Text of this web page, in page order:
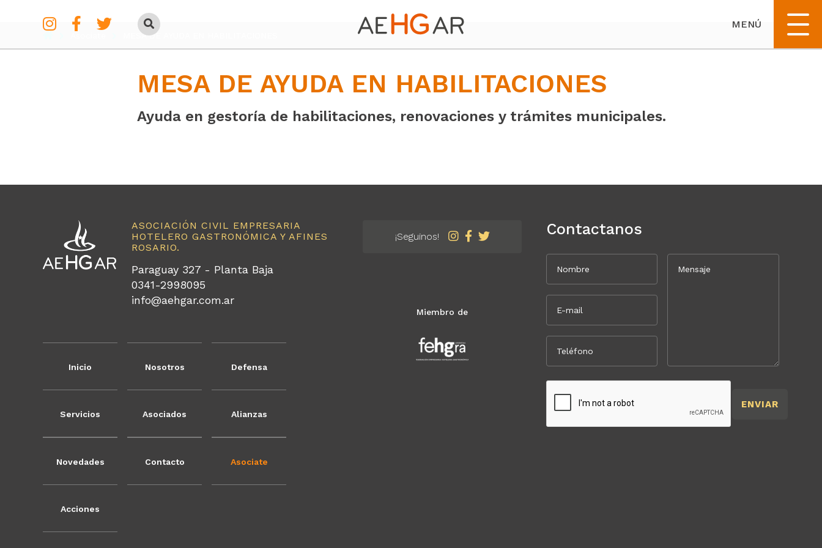
MESA DE AYUDA EN HABILITACIONES
MESA DE AYUDA EN HABILITACIONES
Ayuda en gestoría de habilitaciones, renovaciones y trámites municipales.
ASOCIACIÓN CIVIL EMPRESARIA
HOTELERO GASTRONÓMICA Y AFINES
ROSARIO.
Paraguay 327 - Planta Baja
0341-2998095
info@aehgar.com.ar
Inicio Nosotros Defensa
Servicios Asociados Alianzas
Novedades Contacto Asociate
Acciones
¡Seguinos!
Miembro de
Contactanos